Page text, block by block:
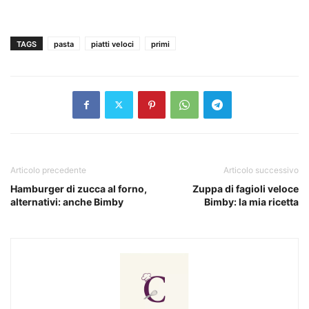
TAGS pasta piatti veloci primi
Articolo precedente
Hamburger di zucca al forno,
alternativi: anche Bimby
Articolo successivo
Zuppa di fagioli veloce
Bimby: la mia ricetta